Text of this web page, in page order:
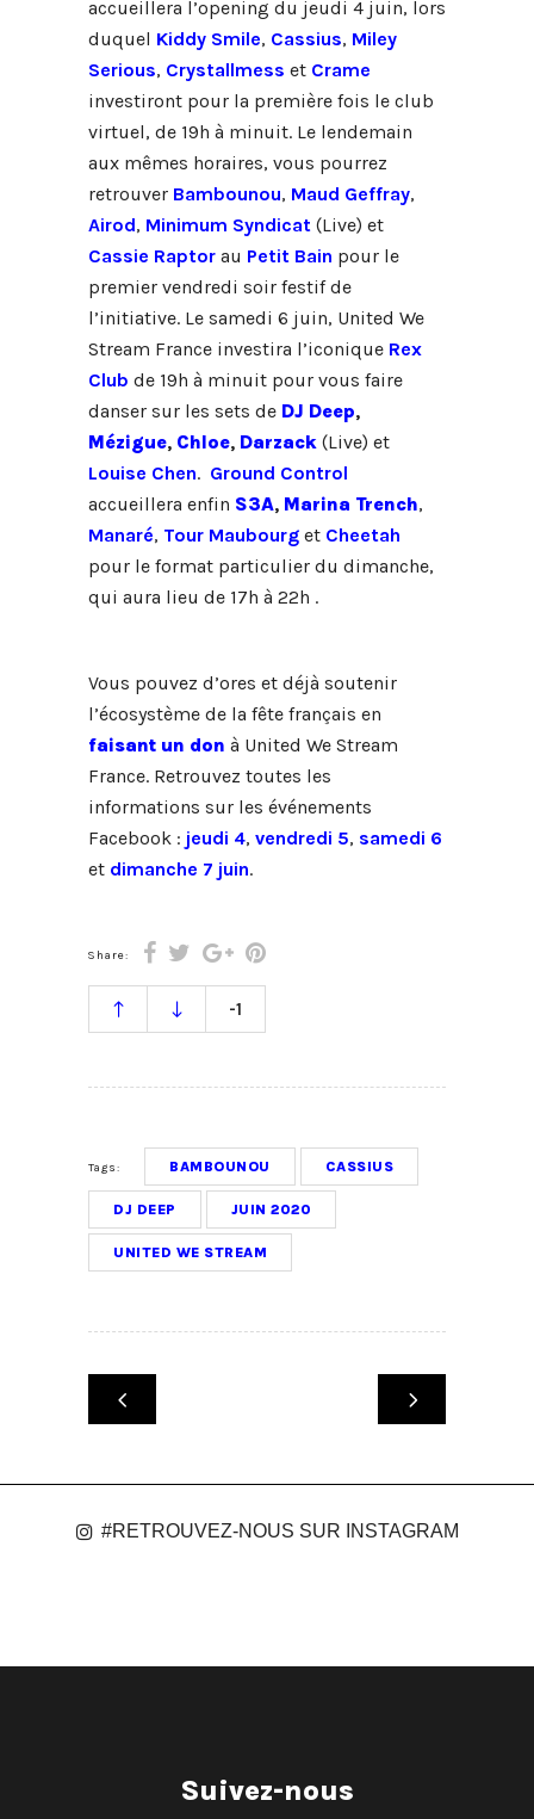
accueillera l’opening du jeudi 4 juin, lors
duquel Kiddy Smile, Cassius, Miley
Serious, Crystallmess et Crame
investiront pour la première fois le club
virtuel, de 19h à minuit. Le lendemain
aux mêmes horaires, vous pourrez
retrouver Bambounou, Maud Geffray,
Airod, Minimum Syndicat (Live) et
Cassie Raptor au Petit Bain pour le
premier vendredi soir festif de
l’initiative. Le samedi 6 juin, United We
Stream France investira l’iconique Rex
Club de 19h à minuit pour vous faire
danser sur les sets de DJ Deep,
Mézigue, Chloe, Darzack (Live) et
Louise Chen. Ground Control
accueillera enfin S3A, Marina Trench,
Manaré, Tour Maubourg et Cheetah
pour le format particulier du dimanche,
qui aura lieu de 17h à 22h .
Vous pouvez d’ores et déjà soutenir
l’écosystème de la fête français en
faisant un don à United We Stream
France. Retrouvez toutes les
informations sur les événements
Facebook : jeudi 4, vendredi 5, samedi 6
et dimanche 7 juin.
Share:
-1
Tags: BAMBOUNOU CASSIUS
DJ DEEP JUIN 2020
UNITED WE STREAM
#RETROUVEZ-NOUS SUR INSTAGRAM
Suivez-nous